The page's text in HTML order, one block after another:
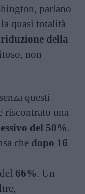
parlano
quasi totalità
riduzione della
non
questi
riscontrato una
del 50%.
che dopo 16
66%. Un